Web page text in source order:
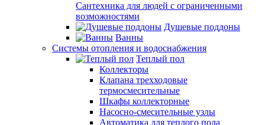
Сантехника для людей с ограниченными
возможностями
Душевые поддоны
Ванны
Системы отопления и водоснабжения
Теплый пол
Коллекторы
Клапана трехходовые
термосмесительные
Шкафы коллекторные
Насосно-смесительные узлы
Автоматика для теплого пола